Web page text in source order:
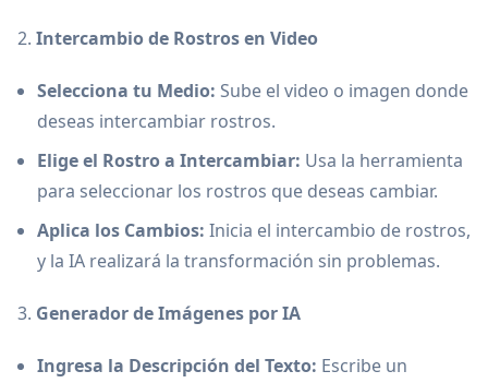
2. Intercambio de Rostros en Video
Selecciona tu Medio: Sube el video o imagen donde
deseas intercambiar rostros.
Elige el Rostro a Intercambiar: Usa la herramienta
para seleccionar los rostros que deseas cambiar.
Aplica los Cambios: Inicia el intercambio de rostros,
y la IA realizará la transformación sin problemas.
3. Generador de Imágenes por IA
Ingresa la Descripción del Texto: Escribe un